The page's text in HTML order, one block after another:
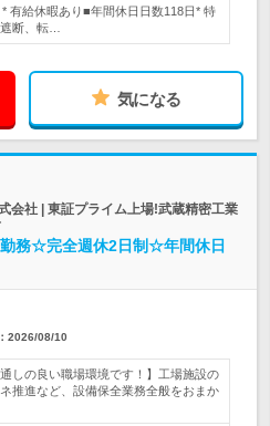
有給休暇あり■年間休日日数118日* 特
断、転…
気になる
会社 | 東証プライム上場!武蔵精密工業
勤務☆完全週休2日制☆年間休日
2026/08/10
しの良い職場環境です！】工場施設の
推進など、設備保全業務全般をおまか